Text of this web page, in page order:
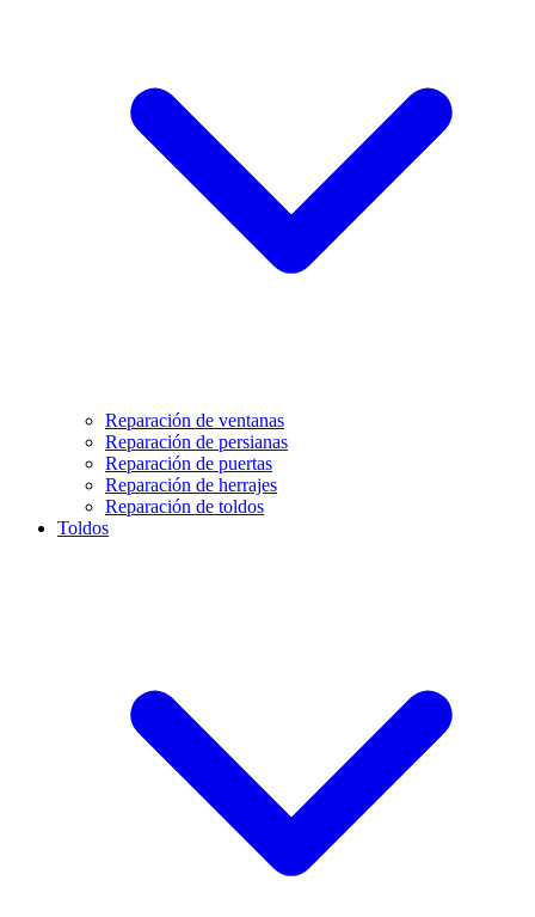
Reparación de ventanas
Reparación de persianas
Reparación de puertas
Reparación de herrajes
Reparación de toldos
Toldos